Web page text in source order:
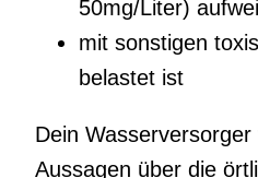
50mg/Liter)
mit sonstigen
belastet ist
Dein
Aussagen über die